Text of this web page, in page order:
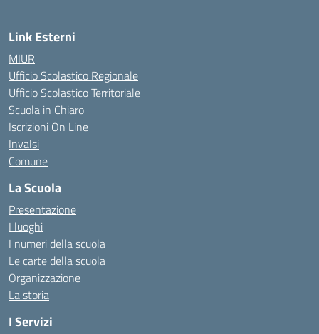
Link Esterni
MIUR
Ufficio Scolastico Regionale
Ufficio Scolastico Territoriale
Scuola in Chiaro
Iscrizioni On Line
Invalsi
Comune
La Scuola
Presentazione
I luoghi
I numeri della scuola
Le carte della scuola
Organizzazione
La storia
I Servizi